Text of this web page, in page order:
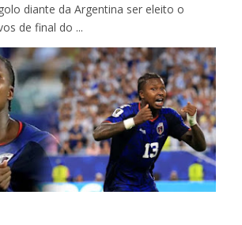
diante da Argentina ser eleito o
de final do ...